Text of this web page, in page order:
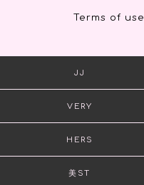
Terms of use
JJ
VERY
HERS
美ST